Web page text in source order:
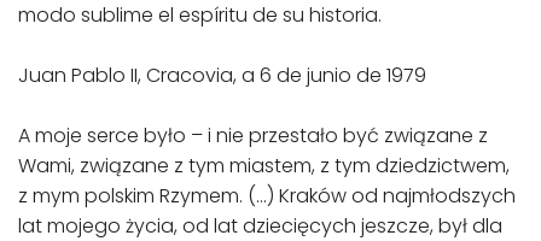
modo sublime el espíritu de su historia.
Juan Pablo II, Cracovia, a 6 de junio de 1979
A moje serce było – i nie przestało być związane z
Wami, związane z tym miastem, z tym dziedzictwem,
z mym polskim Rzymem. (...) Kraków od najmłodszych
lat mojego życia, od lat dziecięcych jeszcze, był dla